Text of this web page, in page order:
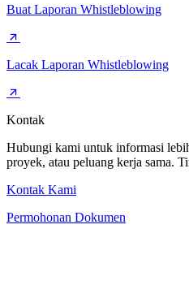
Buat Laporan Whistleblowing
Lacak Laporan Whistleblowing
Kontak
Hubungi kami untuk informasi
proyek, atau peluang kerja sama.
Kontak Kami
Permohonan Dokumen